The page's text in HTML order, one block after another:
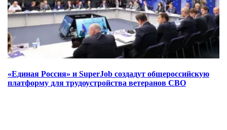
«Единая Россия» и SuperJob создадут общероссийскую
платформу для трудоустройства ветеранов СВО